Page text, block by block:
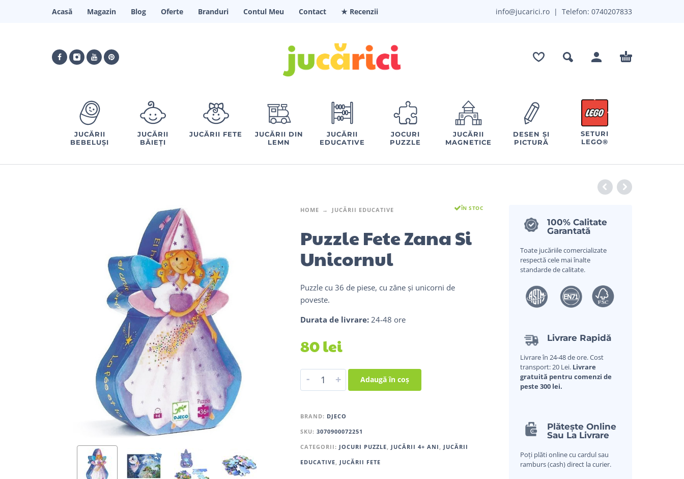
Acasă Magazin Blog Oferte Branduri Contul Meu Contact ★ Recenzii info@jucarici.ro | Telefon: 0740207833
JUCĂRII
BEBELUȘI
JUCĂRII
BĂIEȚI
JUCĂRII FETE
JUCĂRII DIN
LEMN
JUCĂRII
EDUCATIVE
JOCURI
PUZZLE
JUCĂRII
MAGNETICE
DESEN ȘI
PICTURĂ
SETURI
LEGO®
HOME JUCĂRII EDUCATIVE ÎN STOC
Puzzle Fete Zana Si
Unicornul
Puzzle cu 36 de piese, cu zâne și unicorni de
poveste.
Durata de livrare:24-48 ore
80lei
- + Adaugă în coș
BRAND: DJECO
SKU: 3070900072251
CATEGORII: JOCURI PUZZLE, JUCĂRII 4+ ANI , JUCĂRII
EDUCATIVE, JUCĂRII FETE
100% Calitate
Garantată
Toate jucăriile comercializate
respectă cele mai înalte
standarde de calitate.
Livrare Rapidă
Livrare în 24-48 de ore. Cost
transport: 20 Lei. Livrare
gratuită pentru comenzi de
peste 300 lei.
Plătește Online
Sau La Livrare
Poți plăti online cu cardul sau
ramburs (cash) direct la curier.